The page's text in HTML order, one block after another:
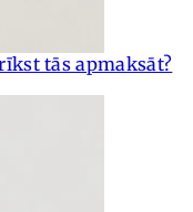
tās apmaksāt?